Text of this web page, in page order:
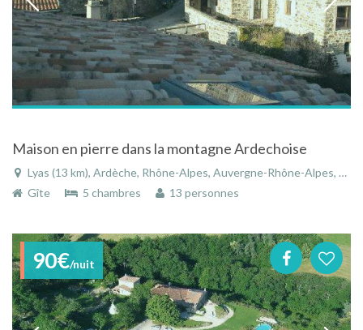
Maison en pierre dans la montagne Ardechoise
Lyas (13 km), Ardèche, Rhône-Alpes, Auvergne-Rhône-Alpes, France
Gîte
5 chambres 13 personnes
90€/nuit